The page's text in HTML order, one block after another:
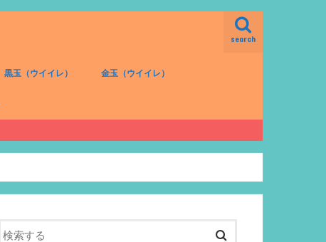
search
黒玉（ウイイレ） 金玉（ウイイレ）